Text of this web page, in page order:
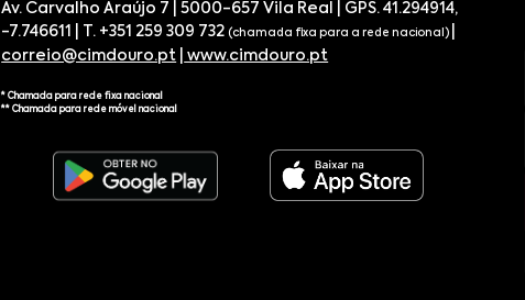
Av. Carvalho Araújo 7 | 5000-657 Vila Real | GPS. 41.294914,
-7.746611 | T. +351 259 309 732(chamada fixa para a rede nacional)
correio@cimdouro.pt
www.cimdouro.pt
* Chamada para rede fixa nacional
** Chamada para rede móvel nacional